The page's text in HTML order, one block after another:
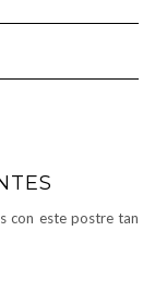
navegación
con este postre tan